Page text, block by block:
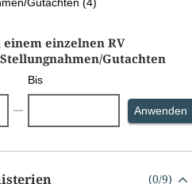
einzelnen RV
Gutachten
Bis
Anwenden
(0/9)